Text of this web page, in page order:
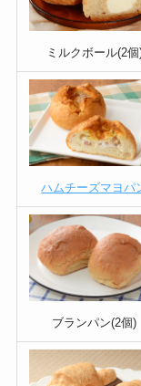
ミルクボール(2個
ハムチーズマヨパ
ブランパン(2個)